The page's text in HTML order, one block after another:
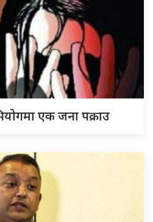
एक जना पक्राउ